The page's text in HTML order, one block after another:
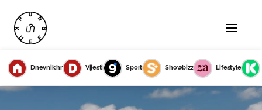
Dnevnik.hr Vijesti Sport Showbizz Lifestyle